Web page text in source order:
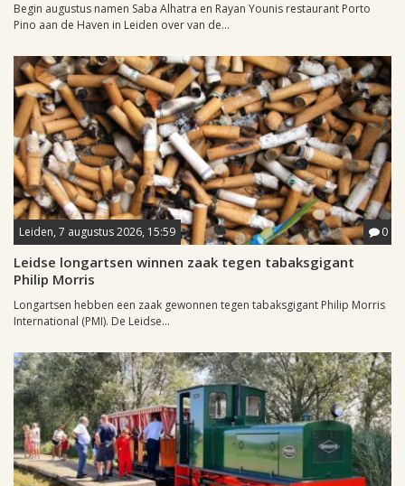
Begin augustus namen Saba Alhatra en Rayan Younis restaurant Porto
Pino aan de Haven in Leiden over van de...
Leiden, 7 augustus 2026, 15:59 0
Leidse longartsen winnen zaak tegen tabaksgigant
Philip Morris
Longartsen hebben een zaak gewonnen tegen tabaksgigant Philip Morris
International (PMI). De Leidse...